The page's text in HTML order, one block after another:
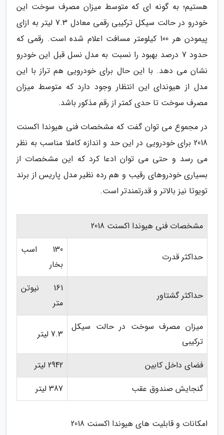
هستیم؛ به گونه ای که متوسط میزان مصرف سوخت این
خودرو در حالت سیکل ترکیبی رقمی معادل 7.3 لیتر به ازای
پیمودن هر 100 کیلومتر مسافت اعلام شده است. رقمی که
حدود 7 درصد بهبود را نسبت به مدل نسل قبل این خودرو
نشان می دهد. با این حال برای خودرویی هم تراز با این
مدل از هیوندای این انتظار وجود دارد که متوسط میزان
مصرف سوخت تا حدی کمتر از رقم مذکور باشد.
در مجموع می توان گفت که مشخصات فنی هیوندا اکسنت
2018 برای خودرویی در این حد و اندازه کاملا مناسب به نظر
می رسد و حتی می توان ادعا کرد که این مشخصات از
بسیاری خودروهای رقیب و هم رده نظیر مدل پاریس از برند
تویوتا نیز بالاتر و قدرتمندتر است.
مشخصات فنی هیوندا اکسنت 2018
حداکثر قدرت
130 اسب
بخار
حداکثر گشتاور
161 نیوتن
متر
میزان مصرف سوخت در حالت سیکل
ترکیبی
7.3 لیتر
فضای داخل کابین
2942 لیتر
گنجایش صندوق عقب
387 لیتر
امکانات و قابلیت های هیوندا اکسنت 2018